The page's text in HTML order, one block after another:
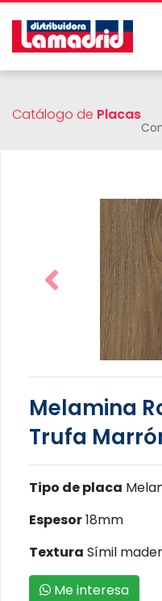
Catálogo de Placas
Melamina
Trufa
Tipo de placa
Espesor18mm
Textura Símil
Me interesa